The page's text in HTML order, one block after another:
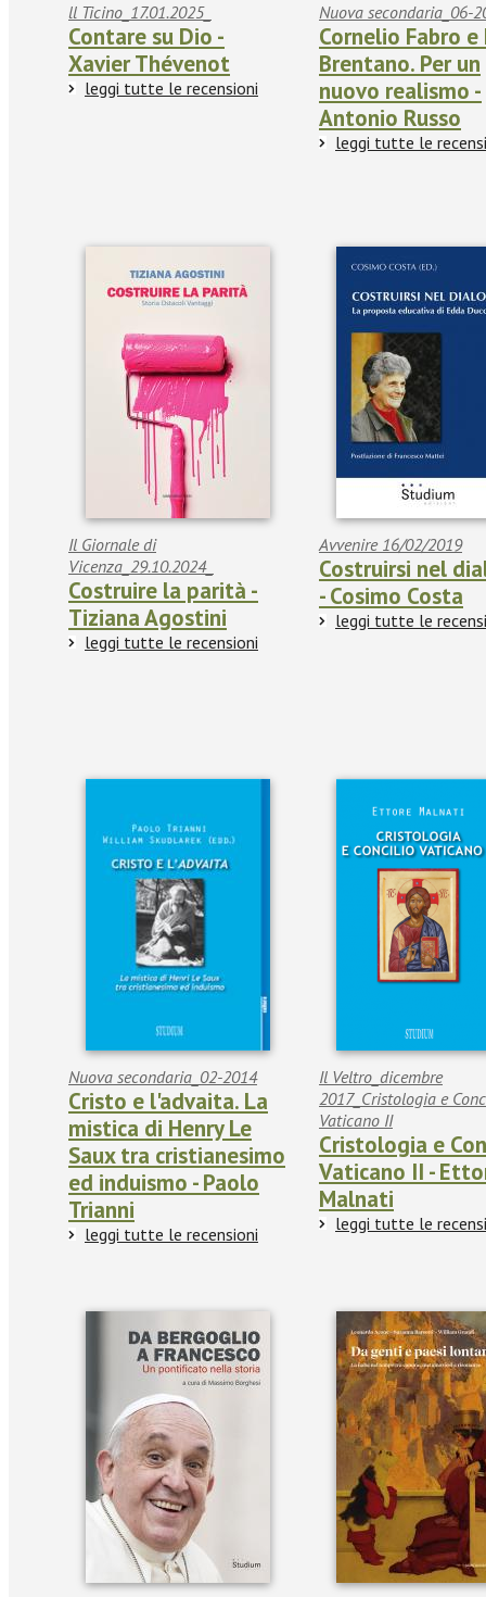
ll Ticino_17.01.2025_
Contare su Dio -
Xavier Thévenot
leggi tutte le recensioni
Nuova secondaria_06-
Cornelio Fabro e
Brentano. Per un
nuovo realismo -
Antonio Russo
leggi tutte le
Il Giornale di
Vicenza_29.10.2024_
Costruire la parità -
Tiziana Agostini
leggi tutte le recensioni
Avvenire 16/02/2019
Costruirsi nel
- Cosimo Costa
leggi tutte le
Nuova secondaria_02-2014
Cristo e l'advaita. La
mistica di Henry Le
Saux tra cristianesimo
ed induismo - Paolo
Trianni
leggi tutte le recensioni
Il Veltro_dicembre
2017_Cristologia e
Vaticano II
Cristologia e
Vaticano II -
Malnati
leggi tutte le